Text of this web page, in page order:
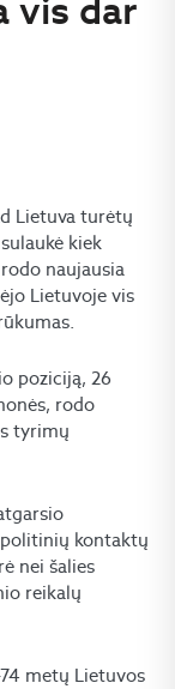
Lietuva turėtų
kiek
naujausia
Lietuvoje vis
poziciją, 26
rodo
tyrimų
kontaktų
nei šalies
reikalų
metų Lietuvos